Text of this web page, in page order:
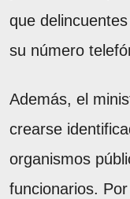
que
su número
Además, el
crearse
organismos
funcionarios.